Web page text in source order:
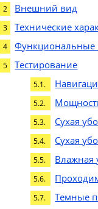
Внешний вид
Технические
Функциональные
Тестирование
Сухая
Сухая
Влажная
Темные